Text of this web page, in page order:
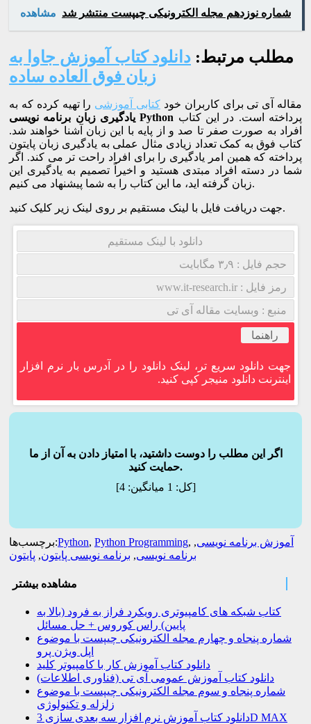
مشاهده شماره نوزدهم مجله الکترونیکی چیپست منتشر شد
مطلب مرتبط: دانلود کتاب آموزش جاوا به
زبان فوق العاده ساده
مقاله آی تی برای کاربران خود کتابی آموزشی را تهیه کرده که به
یادگیری زبان برنامه نویسی Python
افراد به صورت صفر تا صد و از پایه با این زبان آشنا خواهند شد.
کتاب فوق به کمک تعداد زیادی مثال عملی به یادگیری زبان پایتون
پرداخته که همین امر یادگیری را برای افراد راحت تر می کند. اگر
شما در دسته افراد مبتدی هستید و اخیراً تصمیم به یادگیری این
زبان گرفته اید، ما این کتاب را به شما پیشنهاد می کنیم.
جهت دریافت فایل با لینک مستقیم بر روی لینک زیر کلیک کنید.
دانلود با لینک مستقیم
حجم فایل : ۳٫۹ مگابایت
رمز فایل : www.it-research.ir
منبع : وبسایت مقاله آی تی
راهنما
جهت دانلود سریع تر، لینک دانلود را در آدرس بار نرم افزار
اینترنت دانلود منیجر کپی کنید.
اگر این مطلب را دوست داشتید، با امتیاز دادن به آن از ما
حمایت کنید.
[کل: 1 میانگین:4 ]
برچسب‌ها:Python, Python Programming, آموزش برنامه نویسی,
برنامه نویسی, برنامه نویسی پایتون, پایتون
مشاهده بیشتر
کتاب شبکه های کامپیوتری رویکرد فراز به فرود (بالا به
پایین) راس کوروس + حل مسائل
شماره پنجاه و چهارم مجله الکترونیکی چیپست با موضوع
اپل ویژن پرو
دانلود کتاب آموزش کار با کامپیوتر کلید
دانلود کتاب آموزش عمومی آی تی (فناوری اطلاعات)
شماره پنجاه و سوم مجله الکترونیکی چیپست با موضوع
زلزله و تکنولوژی
دانلود کتاب آموزش نرم افزار سه بعدی سازی 3D MAX